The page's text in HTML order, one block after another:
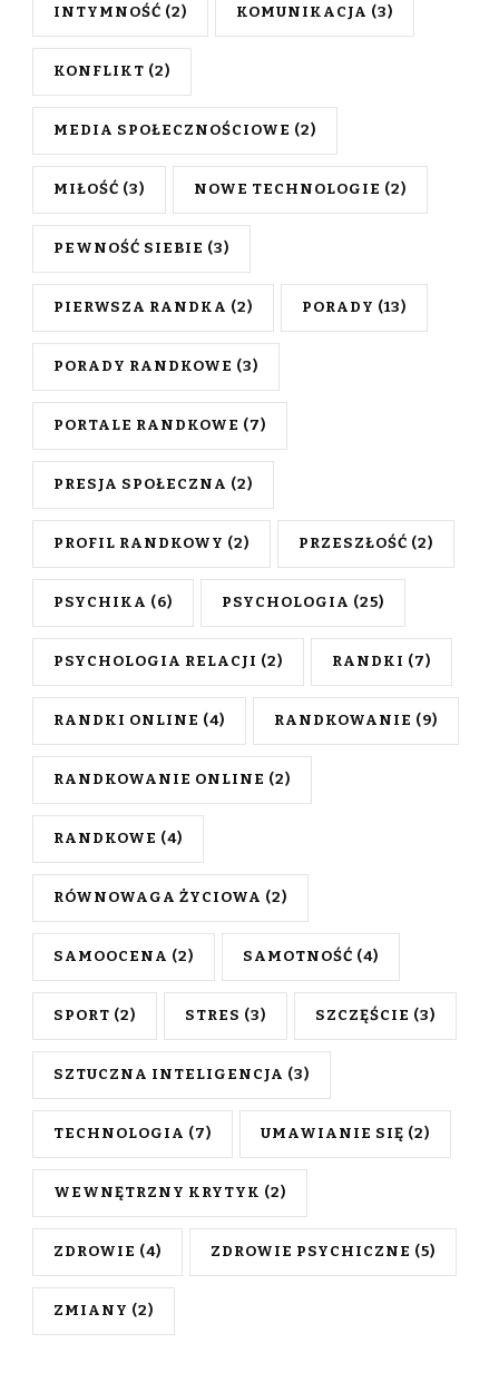
INTYMNOŚĆ (2) KOMUNIKACJA (3)
KONFLIKT (2)
MEDIA SPOŁECZNOŚCIOWE (2)
MIŁOŚĆ (3) NOWE TECHNOLOGIE (2)
PEWNOŚĆ SIEBIE (3)
PIERWSZA RANDKA (2) PORADY (13)
PORADY RANDKOWE (3)
PORTALE RANDKOWE (7)
PRESJA SPOŁECZNA (2)
PROFIL RANDKOWY (2) PRZESZŁOŚĆ (2)
PSYCHIKA (6) PSYCHOLOGIA (25)
PSYCHOLOGIA RELACJI (2) RANDKI (7)
RANDKI ONLINE (4) RANDKOWANIE (9)
RANDKOWANIE ONLINE (2)
RANDKOWE (4)
RÓWNOWAGA ŻYCIOWA (2)
SAMOOCENA (2) SAMOTNOŚĆ (4)
SPORT (2) STRES (3) SZCZĘŚCIE (3)
SZTUCZNA INTELIGENCJA (3)
TECHNOLOGIA (7) UMAWIANIE SIĘ (2)
WEWNĘTRZNY KRYTYK (2)
ZDROWIE (4) ZDROWIE PSYCHICZNE (5)
ZMIANY (2)